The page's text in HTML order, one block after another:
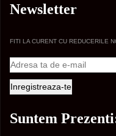
Newsletter
FITI LA CURENT CU REDUCERILE
Suntem